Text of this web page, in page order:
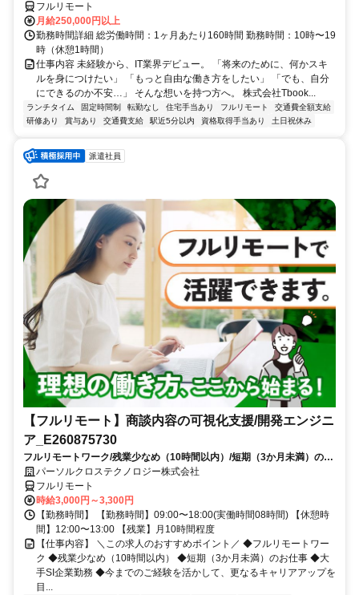
フルリモート
月給250,000円以上
勤務時間詳細 総労働時間：1ヶ月あたり160時間 勤務時間：10時〜19
時（休憩1時間）
仕事内容 未経験から、IT業界デビュー。 「将来のために、何かスキ
ルを身につけたい」 「もっと自由な働き方をしたい」 「でも、自分
にできるのか不安…」 そんな想いを持つ方へ。 株式会社Tbook...
ランチタイム 固定時間制 転勤なし 住宅手当あり フルリモート
交通費全額支給
研修あり
賞与あり 交通費支給 駅近5分以内 資格取得手当あり 土日祝休み
派遣社員
【フルリモート】商談内容の可視化支援/開発エンジニ
ア_E260875730
フルリモートワーク/残業少なめ（10時間以内）/短期（3か月未満）のお
仕事/大手SI企業勤務/今までのご経験を活かして、更なるキャリアアップ
を目指せます
パーソルクロステクノロジー株式会社
フルリモート
時給3,000円～3,300円
【勤務時間】 【勤務時間】09:00〜18:00(実働時間08時間) 【休憩時
間】12:00〜13:00 【残業】月10時間程度
【仕事内容】 ＼この求人のおすすめポイント／ ◆フルリモートワー
ク ◆残業少なめ（10時間以内） ◆短期（3か月未満）のお仕事 ◆大
手SI企業勤務 ◆今までのご経験を活かして、更なるキャリアアップを
目...